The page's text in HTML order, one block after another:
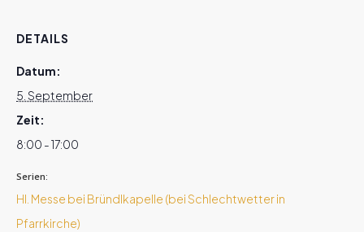
DETAILS
Datum:
5. September
Zeit:
8:00 - 17:00
Serien:
Hl. Messe bei Bründlkapelle (bei Schlechtwetter in
Pfarrkirche)